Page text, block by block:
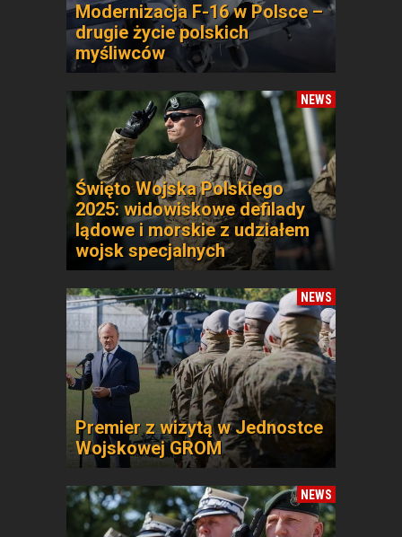
Modernizacja F-16 w Polsce –
drugie życie polskich
myśliwców
NEWS
Święto Wojska Polskiego
2025: widowiskowe defilady
lądowe i morskie z udziałem
wojsk specjalnych
NEWS
Premier z wizytą w Jednostce
Wojskowej GROM
NEWS